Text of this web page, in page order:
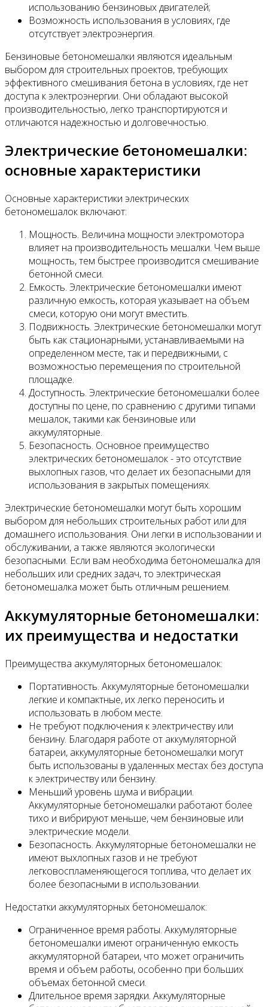
использованию бензиновых двигателей;
Возможность использования в условиях, где
отсутствует электроэнергия.
Бензиновые бетономешалки являются идеальным
выбором для строительных проектов, требующих
эффективного смешивания бетона в условиях, где нет
доступа к электроэнергии. Они обладают высокой
производительностью, легко транспортируются и
отличаются надежностью и долговечностью.
Электрические бетономешалки:
основные характеристики
Основные характеристики электрических
бетономешалок включают:
Мощность. Величина мощности электромотора
влияет на производительность мешалки. Чем выше
мощность, тем быстрее производится смешивание
бетонной смеси.
Емкость. Электрические бетономешалки имеют
различную емкость, которая указывает на объем
смеси, которую они могут вместить.
Подвижность. Электрические бетономешалки могут
быть как стационарными, устанавливаемыми на
определенном месте, так и передвижными, с
возможностью перемещения по строительной
площадке.
Доступность. Электрические бетономешалки более
доступны по цене, по сравнению с другими типами
мешалок, такими как бензиновые или
аккумуляторные.
Безопасность. Основное преимущество
электрических бетономешалок - это отсутствие
выхлопных газов, что делает их безопасными для
использования в закрытых помещениях.
Электрические бетономешалки могут быть хорошим
выбором для небольших строительных работ или для
домашнего использования. Они легки в использовании и
обслуживании, а также являются экологически
безопасными. Если вам необходима бетономешалка для
небольших или средних задач, то электрическая
бетономешалка может быть отличным решением.
Аккумуляторные бетономешалки:
их преимущества и недостатки
Преимущества аккумуляторных бетономешалок:
Портативность. Аккумуляторные бетономешалки
легкие и компактные, их легко переносить и
использовать в любом месте.
Не требуют подключения к электричеству или
бензину. Благодаря работе от аккумуляторной
батареи, аккумуляторные бетономешалки могут
быть использованы в удаленных местах без доступа
к электричеству или бензину.
Меньший уровень шума и вибрации.
Аккумуляторные бетономешалки работают более
тихо и вибрируют меньше, чем бензиновые или
электрические модели.
Безопасность. Аккумуляторные бетономешалки не
имеют выхлопных газов и не требуют
легковоспламеняющегося топлива, что делает их
более безопасными в использовании.
Недостатки аккумуляторных бетономешалок:
Ограниченное время работы. Аккумуляторные
бетономешалки имеют ограниченную емкость
аккумуляторной батареи, что может ограничить
время и объем работы, особенно при больших
объемах бетонной смеси.
Длительное время зарядки. Аккумуляторные